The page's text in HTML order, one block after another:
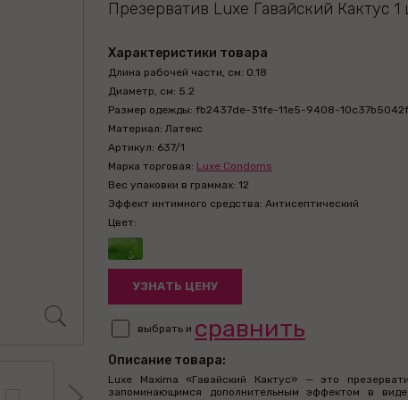
Презерватив Luxe Гавайский Кактус 1
Характеристики товара
Длина рабочей части, см: 0.18
Диаметр, см: 5.2
Размер одежды: fb2437de-31fe-11e5-9408-
Материал: Латекс
Артикул: 637/1
Марка торговая: Luxe Condoms
Вес упаковки в граммах: 12
Эффект интимного средства: Антисептический
Цвет:
УЗНАТЬ ЦЕНУ
выбрать и сравнить
Описание товара:
Luxe Maxima «Гавайский Кактус» — это
запоминающимся дополнительным эффектом в